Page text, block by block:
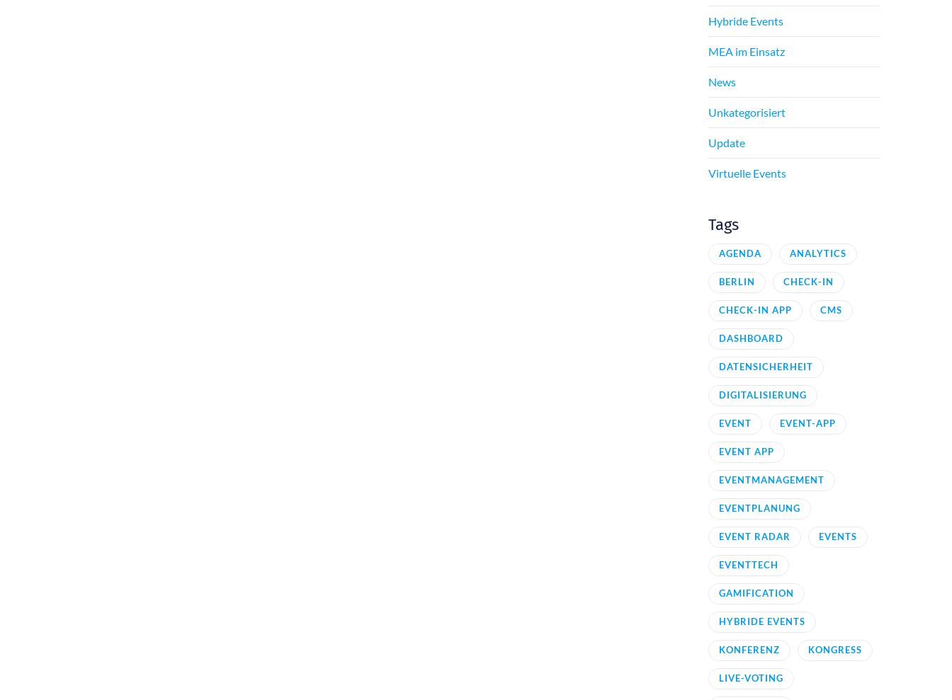
Hybride Events
MEA im Einsatz
News
Unkategorisiert
Update
Virtuelle Events
Tags
AGENDA ANALYTICS
BERLIN CHECK-IN
CHECK-IN APP CMS
DASHBOARD
DATENSICHERHEIT
DIGITALISIERUNG
EVENT EVENT-APP
EVENT APP
EVENTMANAGEMENT
EVENTPLANUNG
EVENT RADAR EVENTS
EVENTTECH
GAMIFICATION
HYBRIDE EVENTS
KONFERENZ KONGRESS
LIVE-VOTING